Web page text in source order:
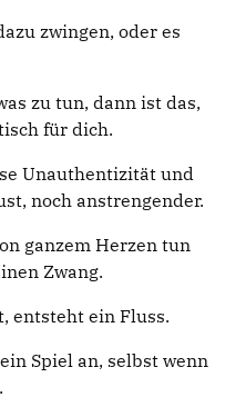
zwingen, oder es
zu tun, dann ist das,
für dich.
Unauthentizität und
noch anstrengender.
ganzem Herzen tun
Zwang.
entsteht ein Fluss.
Spiel an, selbst wenn